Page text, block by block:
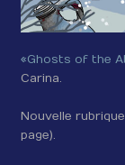
«Ghosts of the
Carina.
Nouvelle
page).